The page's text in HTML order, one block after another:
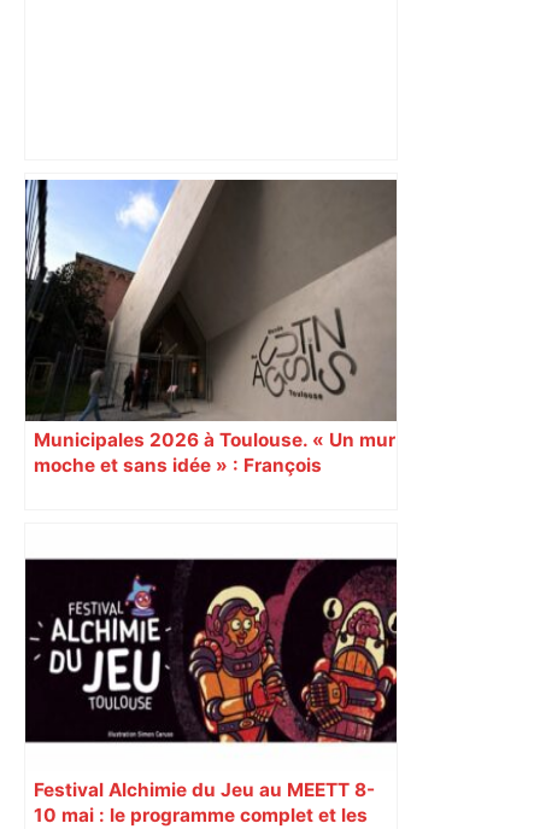
« Rien d'inquiétant » pour Guillaume
Restes, le gardien de Toulouse, après
sa sortie à Metz – L'Équipe
Municipales 2026 à Toulouse. « Un mur
moche et sans idée » : François
Festival Alchimie du Jeu au MEETT 8-
10 mai : le programme complet et les